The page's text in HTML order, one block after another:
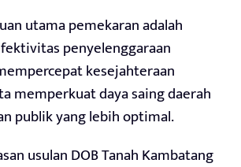
utama pemekaran adalah
penyelenggaraan
kesejahteraan
memperkuat daya saing daerah
publik yang lebih optimal.
usulan DOB Tanah Kambatang